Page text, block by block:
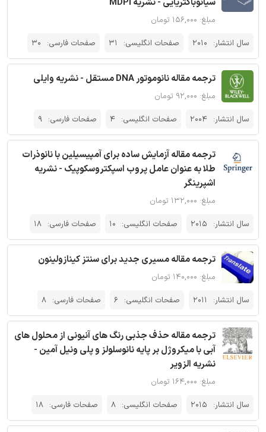
سیانوباکتریایی - نشریه MDPI
مبلغ: ۱۵۶,۰۰۰ تومان
سال انتشار: 2010 صفحات انگلیسی: 31 صفحات فارسی: 30
ترجمه مقاله نانوموتور DNA مستقل - نشریه وایلی
مبلغ: ۹۲,۰۰۰ تومان
سال انتشار: 2004 صفحات انگلیسی: 4 صفحات فارسی: 9
ترجمه مقاله آزمایش ساده برای آمپیسیلین با نانوذرات
طلا به عنوان عامل پروب اسپکتروسکوپیک - نشریه
اشپرینگر
مبلغ: ۱۳۲,۰۰۰ تومان
سال انتشار: 2015 صفحات انگلیسی: 10 صفحات فارسی: 18
ترجمه مقاله مسیری جدید برای سنتز کینازولینون
مبلغ: ۱۴۰,۰۰۰ تومان
سال انتشار:
2011 صفحات انگلیسی: 6 صفحات فارسی: 8
ترجمه مقاله حذف جذبی رنگ های آنیونی از محلول های
آبی با میکروژل بر پایه نانوسلولز و پلی ونیل آمین -
نشریه الزویر
مبلغ: ۱۶۴,۰۰۰ تومان
سال انتشار: 2015 صفحات انگلیسی: 8 صفحات فارسی: 18